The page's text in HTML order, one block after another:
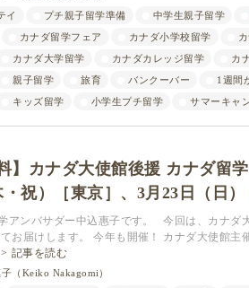
イ
プチ親子留学準備 中学生親子留学
カナダ留学フェア カナダ小学校留学
カナダ大学留学 カナダカレッジ留学
カ
親子留学 旅育 バンクーバー
1週間
キッズ留学 小学生プチ留学 サマーキャ
】カナダ大使館後援 カナダ留
・祝）［東京］、3月23日（日）
アンバサダー中込惠子です。 今回は、カナダ
お届けします。 今年も開催！ カナダ大使館主
記事を読む
（Keiko Nakagomi）